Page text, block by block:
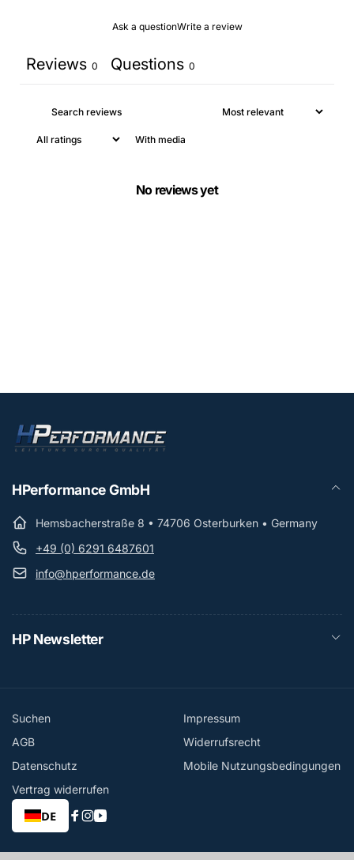
Ask a questionWrite a review
Reviews 0 Questions 0
With media
No reviews yet
HPerformance GmbH
Hemsbacherstraße 8 • 74706 Osterburken • Germany
+49 (0) 6291 6487601
info@hperformance.de
HP Newsletter
Suchen
Impressum
AGB
Widerrufsrecht
Datenschutz
Mobile Nutzungsbedingungen
Vertrag widerrufen
DE
Facebook
Instagram
YouTube